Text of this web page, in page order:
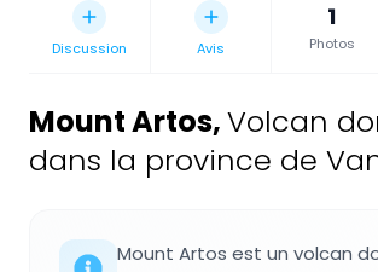
Discussion Avis
1
Photos
Mount Artos,Volcan
dans la province de
Mount Artos est un volcan